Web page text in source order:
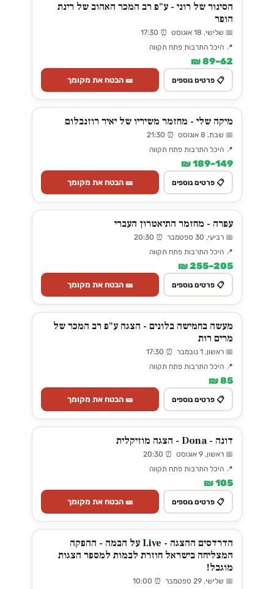
הסינור של רוני - ע"פ רב המכר האהוב של רינת
הופר
📅 שלישי, 18 אוגוסט ⏰ 17:30
📍 היכל התרבות פתח תקווה
62–89 ₪
📋 פרטים נוספים 🎫 הבטח את מקומך
מיקה שלי - מחזמר משיריו של יאיר רוזנבלום
📅 שבת, 8 אוגוסט ⏰ 21:30
📍 היכל התרבות פתח תקווה
149–189 ₪
📋 פרטים נוספים 🎫 הבטח את מקומך
עפרה - מחזמר התיאטרון העברי
📅 רביעי, 30 ספטמבר ⏰ 20:30
📍 היכל התרבות פתח תקווה
205–255 ₪
📋 פרטים נוספים 🎫 הבטח את מקומך
מעשה בחמישה בלונים - הצגה ע"פ רב המכר של
מרים רות
📅 ראשון, 1 נובמבר ⏰ 17:30
📍 היכל התרבות פתח תקווה
85 ₪
📋 פרטים נוספים 🎫 הבטח את מקומך
דונה - Dona - הצגה מוזיקלית
📅 ראשון, 9 אוגוסט ⏰ 20:30
📍 היכל התרבות פתח תקווה
105 ₪
📋 פרטים נוספים 🎫 הבטח את מקומך
הדרדסים ההצגה - Live על הבמה - ההפקה
המצליחה בישראל חוזרת לבמות למספר הצגות
מוגבל!
📅 שלישי, 29 ספטמבר ⏰ 10:00